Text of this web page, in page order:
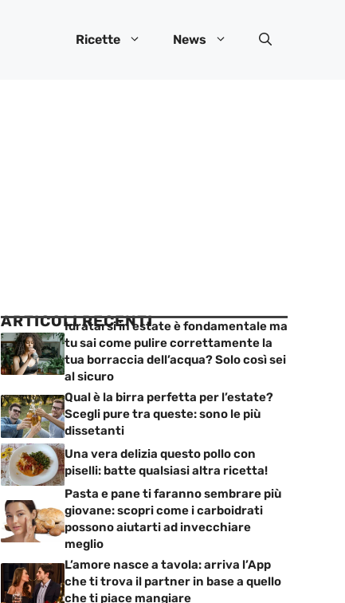
Ricette News
ARTICOLI RECENTI
Idratarsi in estate è fondamentale ma
tu sai come pulire correttamente la
tua borraccia dell’acqua? Solo così sei
al sicuro
Qual è la birra perfetta per l’estate?
Scegli pure tra queste: sono le più
dissetanti
Una vera delizia questo pollo con
piselli: batte qualsiasi altra ricetta!
Pasta e pane ti faranno sembrare più
giovane: scopri come i carboidrati
possono aiutarti ad invecchiare
meglio
L’amore nasce a tavola: arriva l’App
che ti trova il partner in base a quello
che ti piace mangiare